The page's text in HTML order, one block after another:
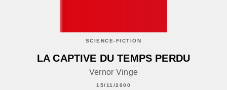
SCIENCE-FICTION
LA CAPTIVE DU TEMPS PERDU
Vernor Vinge
15/11/2000